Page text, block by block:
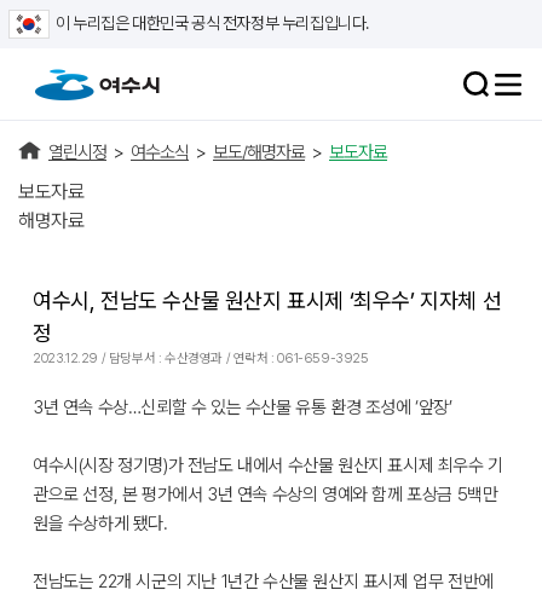
이 누리집은 대한민국 공식 전자정부 누리집입니다.
열린시정 > 여수소식 > 보도/해명자료 > 보도자료
보도자료
해명자료
여수시, 전남도 수산물 원산지 표시제 ‘최우수’ 지자체 선
정
2023.12.29 / 담당부서 : 수산경영과 / 연락처 : 061-659-3925
3년 연속 수상…신뢰할 수 있는 수산물 유통 환경 조성에 ‘앞장’
여수시(시장 정기명)가 전남도 내에서 수산물 원산지 표시제 최우수 기
관으로 선정, 본 평가에서 3년 연속 수상의 영예와 함께 포상금 5백만
원을 수상하게 됐다.
전남도는 22개 시군의 지난 1년간 수산물 원산지 표시제 업무 전반에